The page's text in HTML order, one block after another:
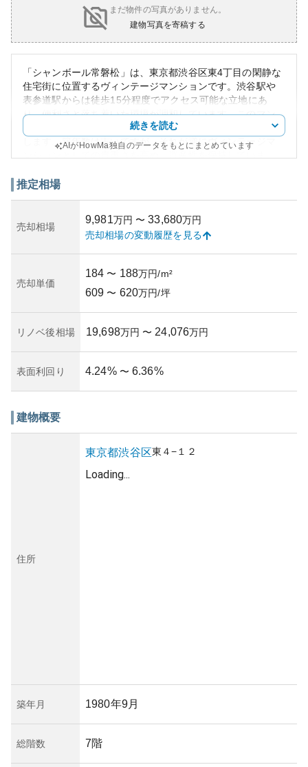
まだ物件の写真がありません。
建物写真を寄稿する
「シャンボール常磐松」は、東京都渋谷区東4丁目の閑静な
住宅街に位置するヴィンテージマンションです。渋谷駅や
表参道駅からは徒歩15分程度でアクセス可能な立地にあ
り、便利さと落ち着いた環境が調和しています。このマン
ションの外観は、独特なデザインが多くの人々に印象を残
します。築年数は古いですが、それが逆にヴィンテージマ
また、このエリアは著名な住宅地であり、土地の資産価値
ます。例えば、大規模修繕や耐震補強が必要になること、
それに伴う追加費用が生じる可能性も考慮する必要があり
ます。
や公園も近く、都会の利便性を享受しながら静けさと落ち
着きを得られます。全体として、「シャンボール常磐松」
続きを読む
AIがHowMa独自のデータをもとにまとめています
推定相場
売却相場
9,981万円 〜 33,680万円
売却相場の変動履歴を見る
売却単価
184 〜 188万円/m²
609 〜 620万円/坪
リノベ後相場 19,698万円 〜 24,076万円
表面利回り 4.24% 〜 6.36%
建物概要
住所
東京都渋谷区東 ４−１２
Loading...
築年月 1980年9月
総階数 7階